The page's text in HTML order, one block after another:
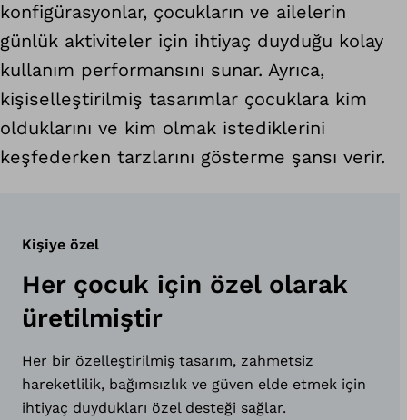
konfigürasyonlar, çocukların ve ailelerin
günlük aktiviteler için ihtiyaç duyduğu kolay
kullanım performansını sunar. Ayrıca,
kişiselleştirilmiş tasarımlar çocuklara kim
olduklarını ve kim olmak istediklerini
keşfederken tarzlarını gösterme şansı verir.
Kişiye özel
Her çocuk için özel olarak
üretilmiştir
Her bir özelleştirilmiş tasarım, zahmetsiz
hareketlilik, bağımsızlık ve güven elde etmek için
ihtiyaç duydukları özel desteği sağlar.